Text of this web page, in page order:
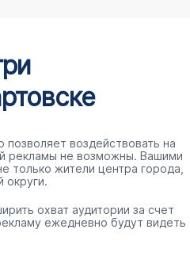
воздействовать на
рекламы не возможны. Вашими
только жители центра города,
округи.
охват аудитории за счет
ежедневно будут видеть